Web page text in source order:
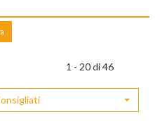
1 - 20 di 46